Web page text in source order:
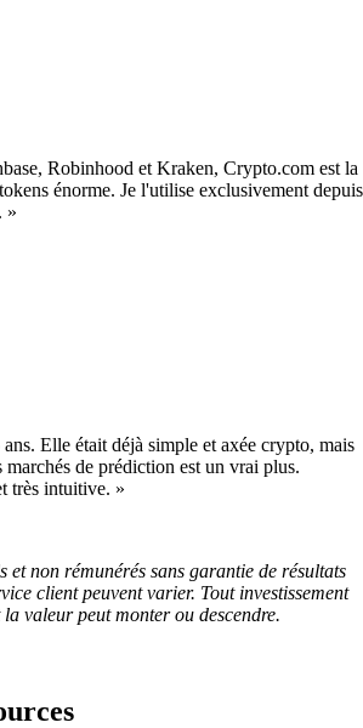
Robinhood et Kraken, Crypto.com est la
énorme. Je l'utilise exclusivement depuis
»
Elle était déjà simple et axée crypto, mais
marchés de prédiction est un vrai plus.
très intuitive. »
et non rémunérés sans garantie de résultats
client peuvent varier. Tout investissement
valeur peut monter ou descendre.